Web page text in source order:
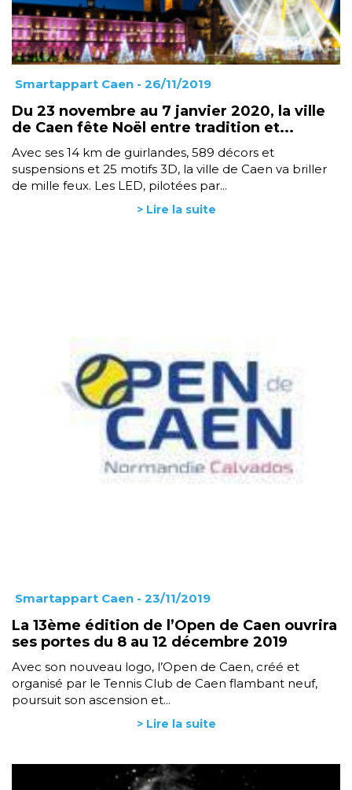
Smartappart Caen - 26/11/2019
Du 23 novembre au 7 janvier 2020, la ville
de Caen fête Noël entre tradition et...
Avec ses 14 km de guirlandes, 589 décors et
suspensions et 25 motifs 3D, la ville de Caen va briller
de mille feux. Les LED, pilotées par...
> Lire la suite
Smartappart Caen - 23/11/2019
La 13ème édition de l’Open de Caen ouvrira
ses portes du 8 au 12 décembre 2019
Avec son nouveau logo, l’Open de Caen, créé et
organisé par le Tennis Club de Caen flambant neuf,
poursuit son ascension et...
> Lire la suite